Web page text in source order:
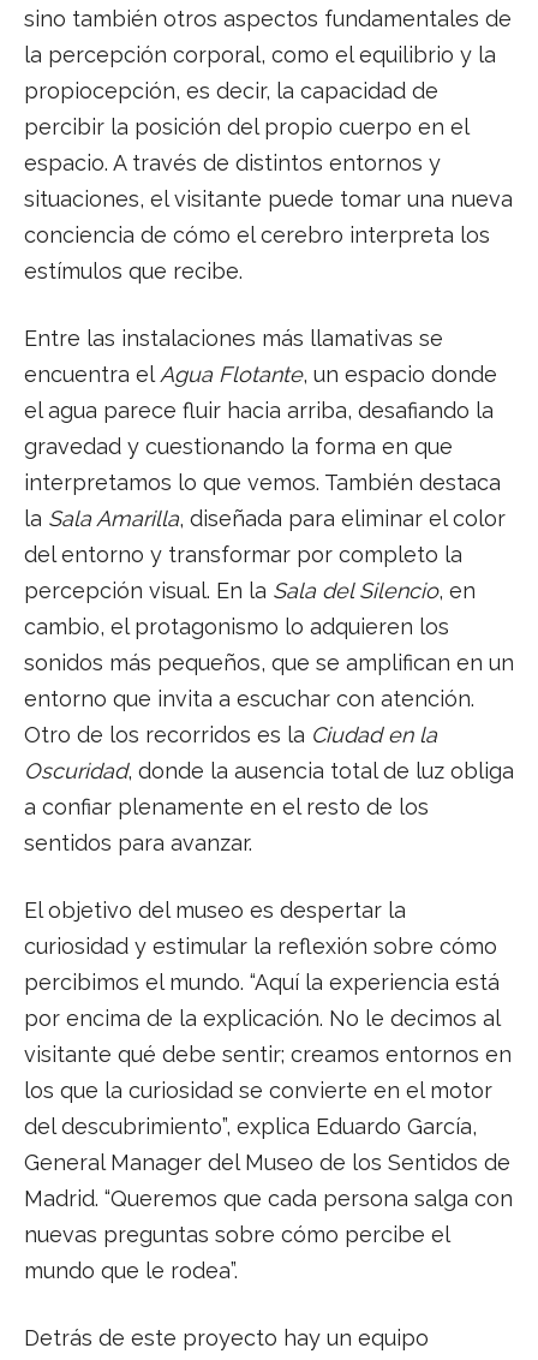
sino también otros aspectos fundamentales de
la percepción corporal, como el equilibrio y la
propiocepción, es decir, la capacidad de
percibir la posición del propio cuerpo en el
espacio. A través de distintos entornos y
situaciones, el visitante puede tomar una nueva
conciencia de cómo el cerebro interpreta los
estímulos que recibe.
Entre las instalaciones más llamativas se
encuentra el Agua Flotante, un espacio donde
el agua parece fluir hacia arriba, desafiando la
gravedad y cuestionando la forma en que
interpretamos lo que vemos. También destaca
la Sala Amarilla, diseñada para eliminar el color
del entorno y transformar por completo la
percepción visual. En la Sala del Silencio, en
cambio, el protagonismo lo adquieren los
sonidos más pequeños, que se amplifican en un
entorno que invita a escuchar con atención.
Otro de los recorridos es la Ciudad en la
Oscuridad, donde la ausencia total de luz obliga
a confiar plenamente en el resto de los
sentidos para avanzar.
El objetivo del museo es despertar la
curiosidad y estimular la reflexión sobre cómo
percibimos el mundo. “Aquí la experiencia está
por encima de la explicación. No le decimos al
visitante qué debe sentir; creamos entornos en
los que la curiosidad se convierte en el motor
del descubrimiento”, explica Eduardo García,
General Manager del Museo de los Sentidos de
Madrid. “Queremos que cada persona salga con
nuevas preguntas sobre cómo percibe el
mundo que le rodea”.
Detrás de este proyecto hay un equipo